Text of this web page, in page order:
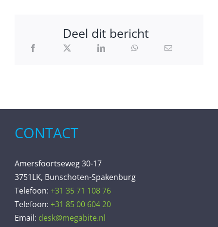
Deel dit bericht
CONTACT
Amersfoortseweg 30-17
3751LK, Bunschoten-Spakenburg
Telefoon: +31 35 71 108 76
Telefoon: +31 85 00 604 20
Email: desk@megabite.nl